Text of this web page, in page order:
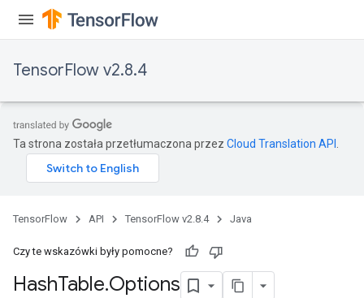
TensorFlow v2.8.4
Ta strona została przetłumaczona przez Cloud Translation API
TensorFlow API TensorFlow v2.8.4 Java
Czy te wskazówki były pomocne?
HashTable.Options